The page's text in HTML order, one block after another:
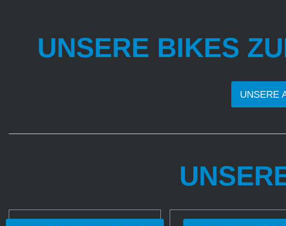
Unser
UNSERE BIKES
UNSERE